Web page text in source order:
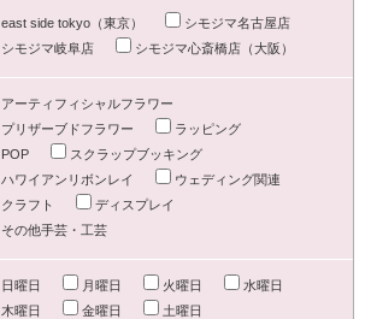
east side tokyo（東京）
シモジマ名古屋店
シモジマ岐阜店
シモジマ心斎橋店（大阪）
アーティフィシャルフラワー
プリザーブドフラワー
ラッピング
POP
スクラップブッキング
ハワイアンリボンレイ
ウェディング関連
クラフト
ディスプレイ
その他手芸・工芸
日曜日 月曜日 火曜日
水曜日
木曜日
金曜日 土曜日